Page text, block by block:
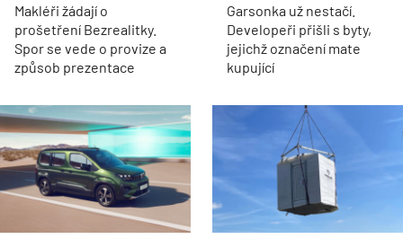
Makléři žádají o
prošetření Bezrealitky.
Spor se vede o provize a
způsob prezentace
Garsonka už nestačí.
Developeři přišli s byty,
jejichž označení mate
kupující